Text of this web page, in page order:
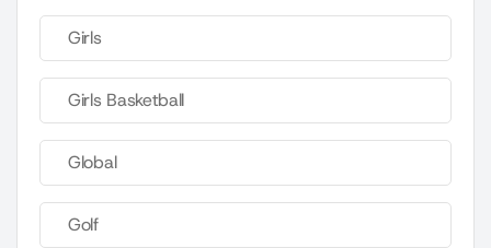
Girls
Girls Basketball
Global
Golf